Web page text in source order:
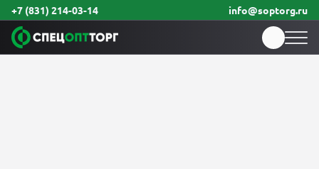
+7 (831) 214-03-14 info@soptorg.ru